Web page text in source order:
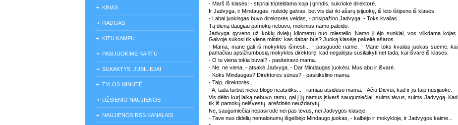
KINAS
RADIJAS
KITU KAMPU
PASIJUOKIME KARTU
SUKAKTYS, JUBILIEJAI
TYLOS MINUTĖ
UŽSIENIO NAUJIENOS
NAUJIENOS RSS KANALAIS
- Marš iš klasės! - stipriai tripteldama koja į grindis, sukriokė direktorė.
Ir Jadvyga, ir Mindaugas, nuleidę galvas, bet vis dar iki ašarų įsijuokę, iš lėto ištipeno iš klasės.
- Labai juokingas buvo direktorės veidas, - prisipažino Jadvyga. - Toks kvailas...
Tą dieną daugiau pamokų nebuvo, mokinius namo paleido.
Jadvyga gyveno už kokių dviejų kilometrų nuo miestelio. Namo ji ėjo sunkiai, vos vilkdama kojas.
Galvoje sukosi tik viena mintis: kas dabar bus? Juoką klasėje pakeitė ašaros.
- Mama, mane gali iš mokyklos išmesti... - pasiguodė namie. - Mane toks kvailas juokas suėmė, kai
pamačiau apsižliumbusią mokyklos direktorę, kad negalėjau susilaikyti net tada, kai išvarė iš klasės.
- O tu viena tokia buvai? - pasiteiravo mama.
- Ne, ne viena, - atsakė Jadvyga. - Dar Mindaugas juokėsi. Mus abu ir išvarė.
- Koks Mindaugas? Direktorės sūnus? - pasitikslino mama.
- Taip, direktorės...
- A, tada turbūt nieko blogo neatsitiks... - ramiau atsiduso mama. - Ačiū Dievui, kad ir jis taip nusijuokė.
Vis dėlto kurį laiką nebuvo ramu, gal į jų namus įsiverš saugumiečiai, suims tėvus, suims Jadvygą. Kad
tik iš pamokų neišvestų, areštinėn neuždarytų.
Ne, saugumiečiai nepasirodė nei pas tėvus, nei Jadvygos klasėje.
- Tave nuo didelių nemalonumų išgelbėjo Mindaugo juokas, - kalbėjo ir mokykloje, ir Jadvygos kaime...